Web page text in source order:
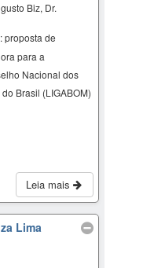
Biz, Dr.
proposta de
para a
Nacional dos
Brasil (LIGABOM)
Leia mais
Lima